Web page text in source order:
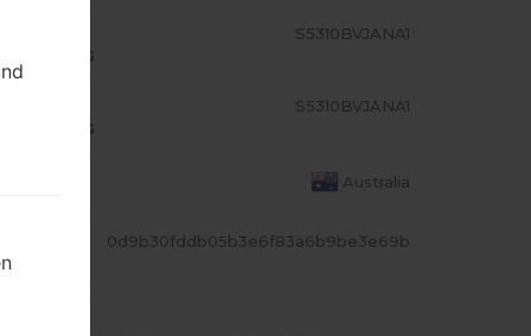
S5310BVJANA1
S5310BVJANA1
Australia
0d9b30fddb05b3e6f83a6b9be3e69b